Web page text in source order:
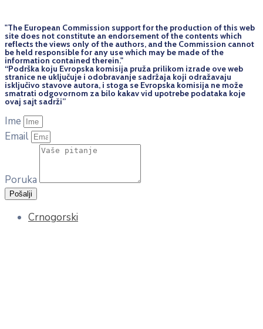
"The European Commission support for the production of this web
site does not constitute an endorsement of the contents which
reflects the views only of the authors, and the Commission cannot
be held responsi­ble for any use which may be made of the
information contained therein."
“Podrška koju Evropska komisija pruža prilikom izrade ove web
stranice ne uključuje i odobravanje sadržaja koji odražavaju
isključivo stavove autora, i stoga se Evropska komisija ne može
smatrati odgovornom za bilo kakav vid upotrebe podataka koje
ovaj sajt sadrži”
Ime
Email
Poruka
Pošalji
Crnogorski